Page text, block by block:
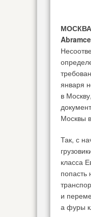
января
в
Москвы
Так, с
класса
попасть
и
а фуры